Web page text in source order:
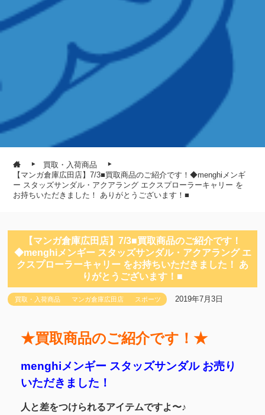
買取・入荷商品
【マンガ倉庫広田店】7/3■買取商品のご紹介です！◆menghiメンギ
ー スタッズサンダル・アクアラング エクスプローラーキャリー を
お持ちいただきました！ ありがとうございます！■
【マンガ倉庫広田店】7/3■買取商品のご紹介です！
◆menghiメンギー スタッズサンダル・アクアラング エ
クスプローラーキャリー をお持ちいただきました！ あ
りがとうございます！■
買取・入荷商品 マンガ倉庫広田店 スポーツ 2019年7月3日
★買取商品のご紹介です！★
menghiメンギー スタッズサンダル お売り
いただきました！
人と差をつけられるアイテムですよ〜♪